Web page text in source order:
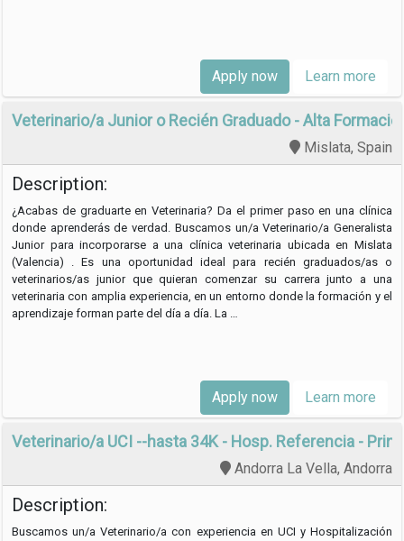
Apply now Learn more
Veterinario/a Junior o Recién Graduado - Alta
Mislata, Spain
Description:
¿Acabas de graduarte en Veterinaria? Da el primer paso en una clínica
donde aprenderás de verdad. Buscamos un/a Veterinario/a Generalista
Junior para incorporarse a una clínica veterinaria ubicada en Mislata
(Valencia) . Es una oportunidad ideal para recién graduados/as o
veterinarios/as junior que quieran comenzar su carrera junto a una
veterinaria con amplia experiencia, en un entorno donde la formación y el
aprendizaje forman parte del día a día. La …
Apply now Learn more
Veterinario/a UCI --hasta 34K - Hosp. Referencia -
Andorra La Vella, Andorra
Description:
Buscamos un/a Veterinario/a con experiencia en UCI y Hospitalización